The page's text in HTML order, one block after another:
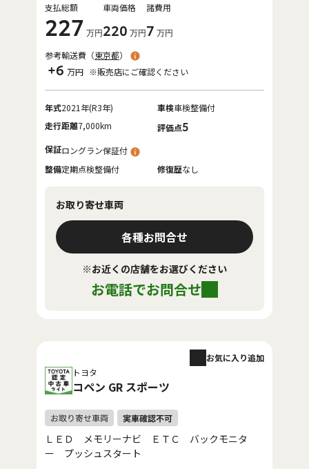
支払総額
227 万円
車両価格
220 万円
諸費用
7 万円
参考輸送費（東京都）
+6 万円 ※販売店にご確認ください
年式2021年(R3年) 車検車検整備付
走行距離7,000km 評価点5
保証ロングラン保証付
整備定期点検整備付 修復歴なし
お取り寄せ車両
各種お問合せ
※お近くの店舗をお選びください
お電話でお問合せ
トヨタ
コペン GR スポーツ
お気に入り追加
ＬＥＤ メモリーナビ ＥＴＣ バックモニタ
ー プッシュスタート